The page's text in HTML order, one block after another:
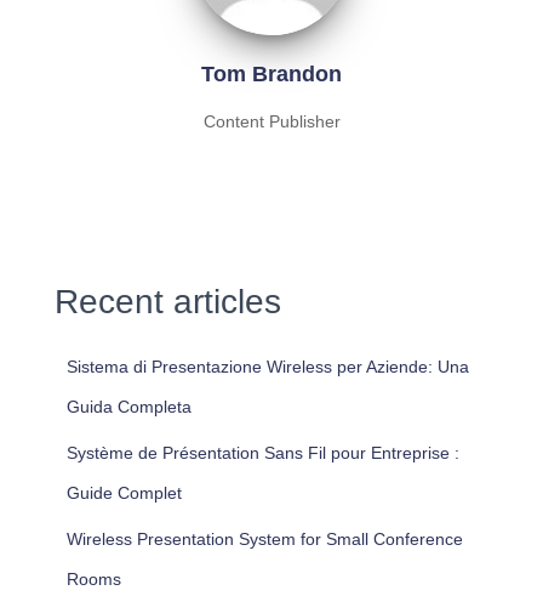
Tom Brandon
Content Publisher
Recent articles
Sistema di Presentazione Wireless per Aziende: Una
Guida Completa
Système de Présentation Sans Fil pour Entreprise :
Guide Complet
Wireless Presentation System for Small Conference
Rooms